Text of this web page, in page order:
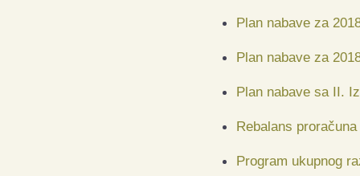
Plan nabave za
Plan nabave za
Plan nabave sa II.
Rebalans
Program ukupnog